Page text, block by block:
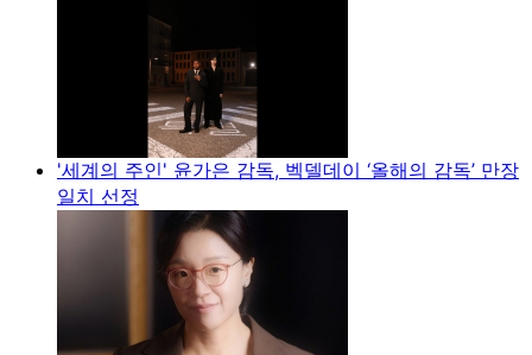
'세계의 주인' 윤가은 감독, 벡델데이 ‘올해의 감독’ 만장
일치 선정